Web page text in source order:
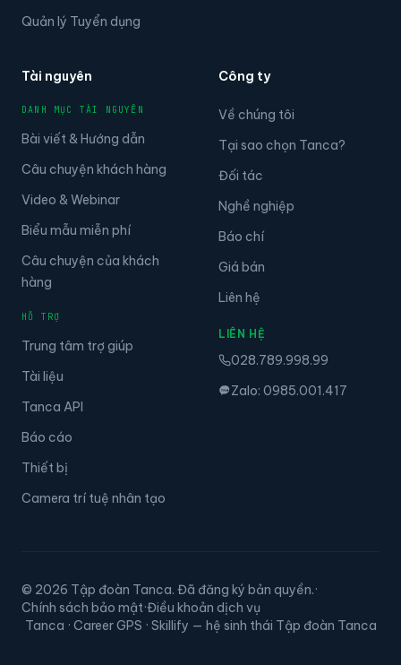
Quản lý Tuyển dụng
Tài nguyên
DANH MỤC TÀI NGUYÊN
Bài viết & Hướng dẫn
Câu chuyện khách hàng
Video & Webinar
Biểu mẫu miễn phí
Câu chuyện của khách
hàng
HỖ TRỢ
Trung tâm trợ giúp
Tài liệu
Tanca API
Báo cáo
Thiết bị
Camera trí tuệ nhân tạo
Công ty
Về chúng tôi
Tại sao chọn Tanca?
Đối tác
Nghề nghiệp
Báo chí
Giá bán
Liên hệ
LIÊN HỆ
028.789.998.99
Zalo: 0985.001.417
© 2026 Tập đoàn Tanca. Đã đăng ký bản quyền.·
Chính sách bảo mật·Điều khoản dịch vụ
Tanca · Career GPS · Skillify — hệ sinh thái Tập đoàn Tanca